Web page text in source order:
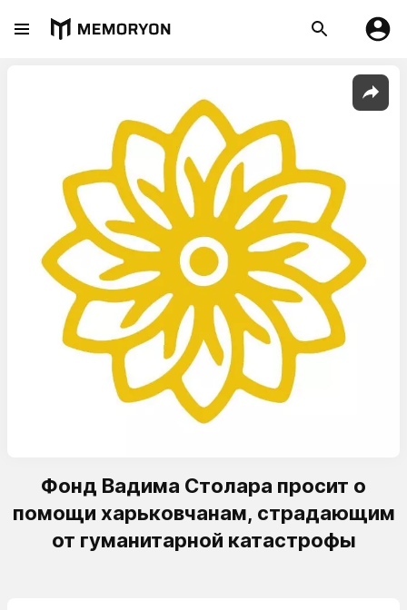
Фонд Вадима Столара просит о
помощи харьковчанам, страдающим
от гуманитарной катастрофы